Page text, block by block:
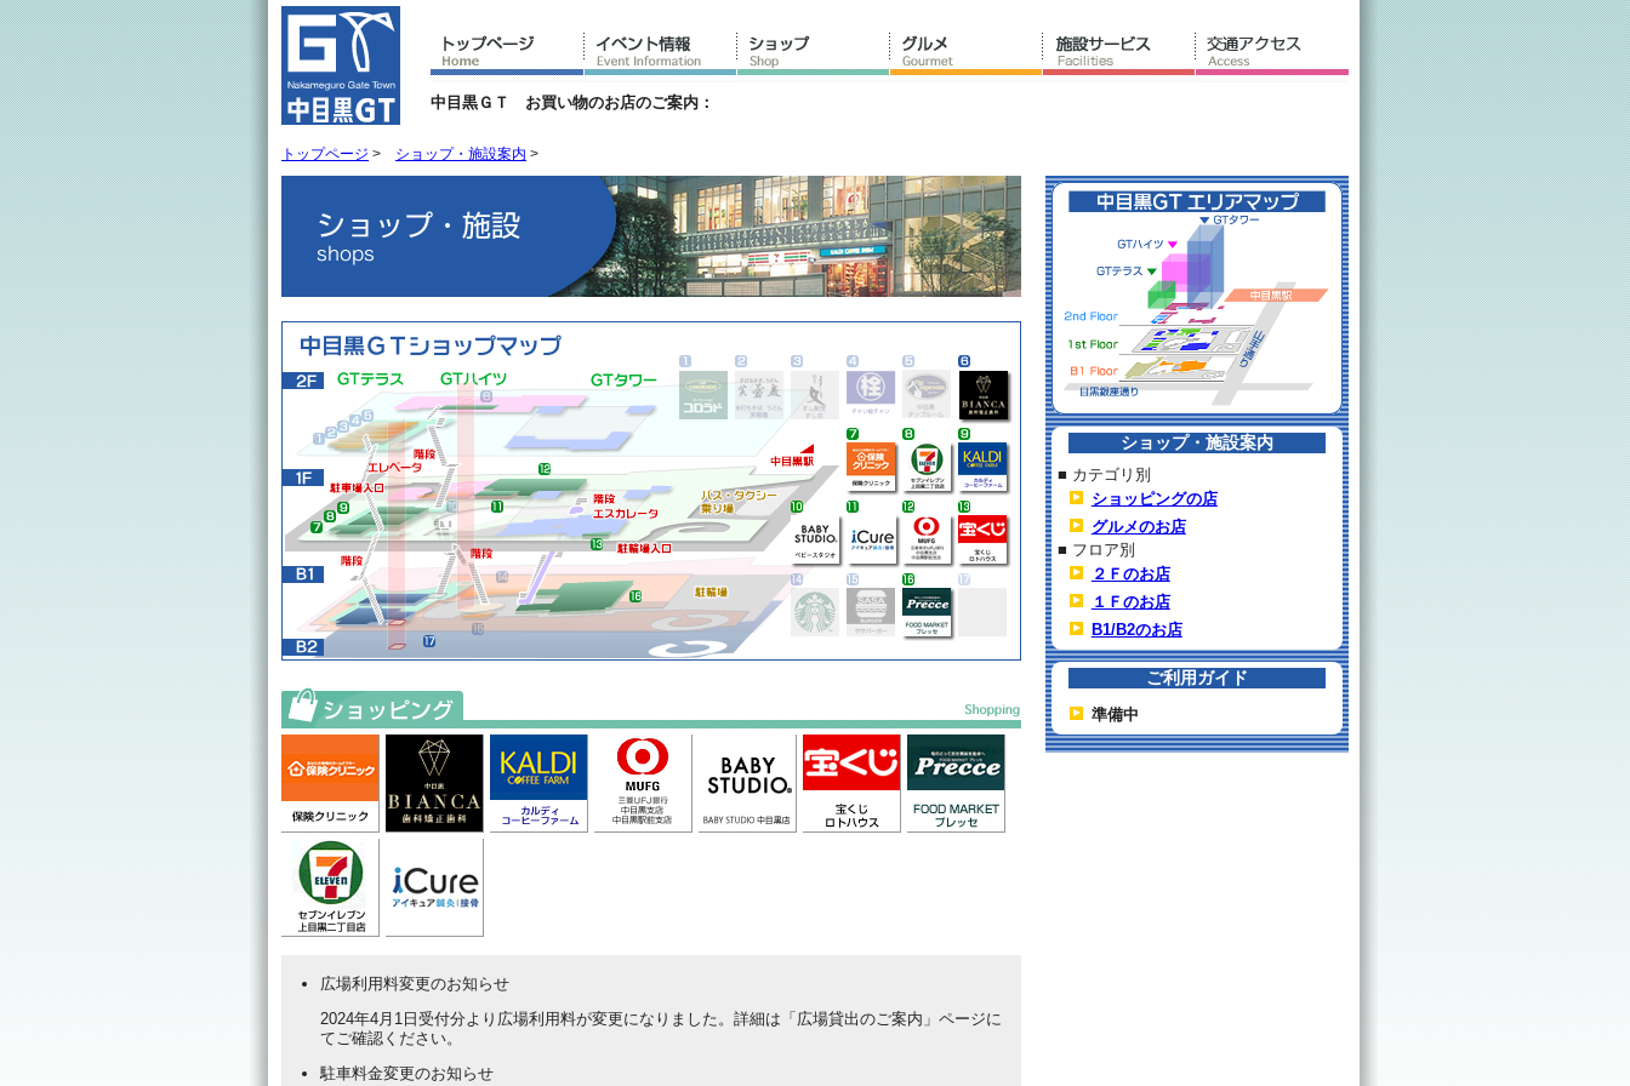
中目黒ＧＴ お買い物のお店のご案内：
トップページ > ショップ・施設案内 >
広場利用料変更のお知らせ
2024年4月1日受付分より広場利用料が変更になりました。詳細は「広場貸出のご案内」ページに
てご確認ください。
駐車料金変更のお知らせ
ショップ・施設案内
■ カテゴリ別
ショッピングの店
グルメのお店
■ フロア別
２Ｆのお店
１Ｆのお店
B1/B2のお店
ご利用ガイド
準備中